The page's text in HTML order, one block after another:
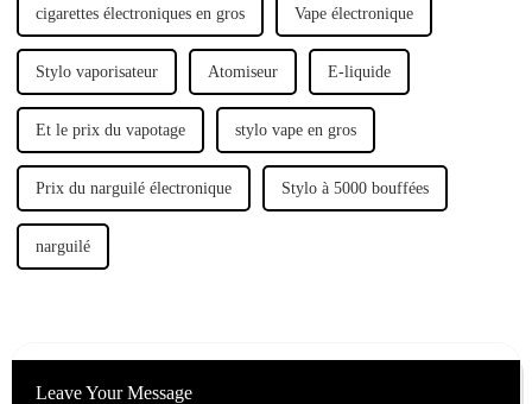
cigarettes électroniques en gros Vape électronique
Stylo vaporisateur Atomiseur E-liquide
Et le prix du vapotage stylo vape en gros
Prix ​​du narguilé électronique Stylo à 5000 bouffées
narguilé
Leave Your Message